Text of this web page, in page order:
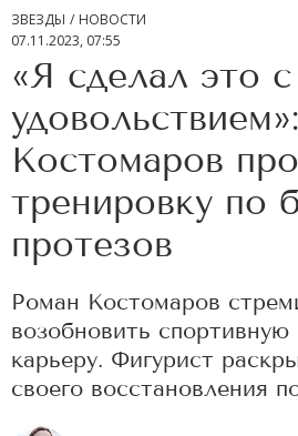
ЗВЕЗДЫ
НОВОСТИ
07.11.2023, 07:55
«Я сделал это с
Костомаров
тренировку по
протезов
Роман Костомаров
возобновить спортивную
карьеру. Фигурист
своего восстановления